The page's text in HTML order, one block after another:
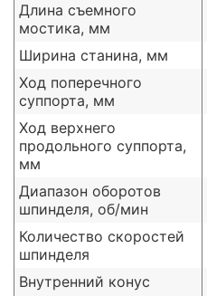
Длина съемного
мостика, мм
Ширина станина, мм
Ход поперечного
суппорта, мм
Ход верхнего
продольного суппорта,
мм
Диапазон оборотов
шпинделя, об/мин
Количество скоростей
шпинделя
Внутренний конус